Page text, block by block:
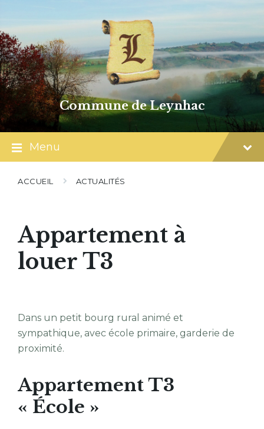
content
main
navigation
footer
Commune de Leynhac
Menu
ACCUEIL ACTUALITÉS
Appartement à
louer T3
Dans un petit bourg rural animé et
sympathique, avec école primaire, garderie de
proximité.
Appartement T3
« École »